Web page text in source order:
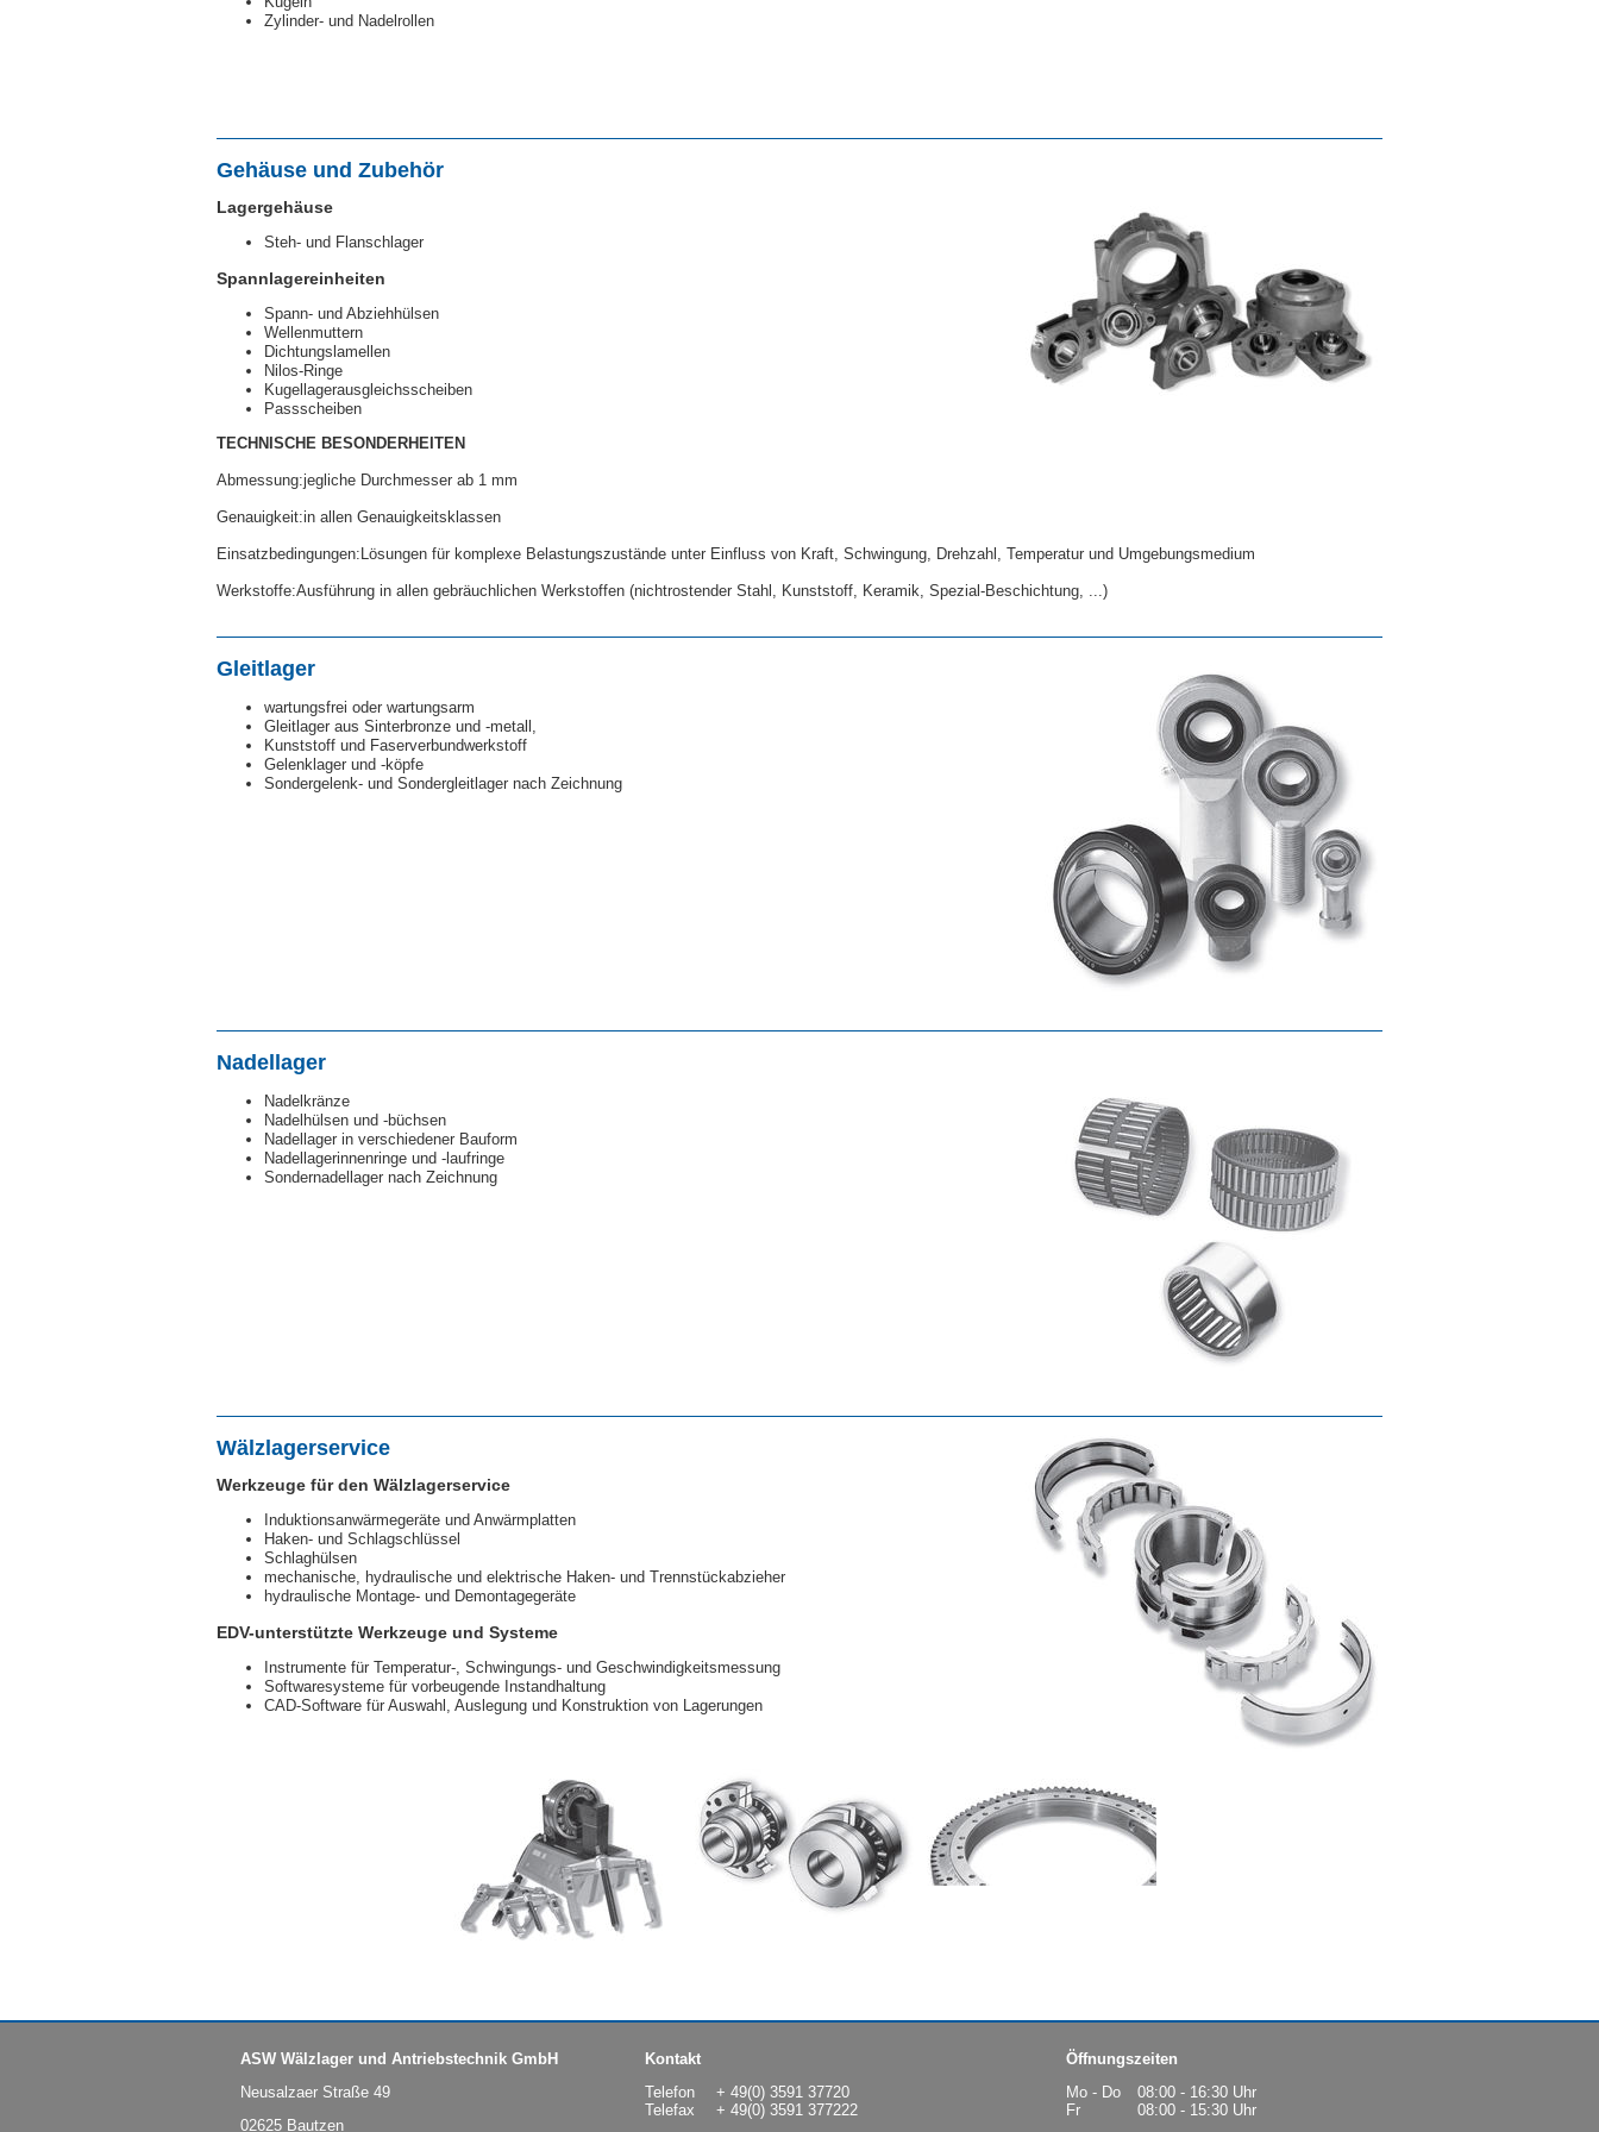
Zylinder- und Nadelrollen
Gehäuse und Zubehör
Lagergehäuse
Steh- und Flanschlager
Spannlagereinheiten
Spann- und Abziehhülsen
Wellenmuttern
Dichtungslamellen
Nilos-Ringe
Kugellagerausgleichsscheiben
Passscheiben
TECHNISCHE BESONDERHEITEN
Abmessung:jegliche Durchmesser ab 1 mm
Genauigkeit:in allen Genauigkeitsklassen
Einsatzbedingungen:Lösungen für komplexe Belastungszustände unter Einfluss von Kraft, Schwingung, Drehzahl, Temperatur und Umgebungsmedium
Werkstoffe:Ausführung in allen gebräuchlichen Werkstoffen (nichtrostender Stahl, Kunststoff, Keramik, Spezial-Beschichtung, ...)
Gleitlager
wartungsfrei oder wartungsarm
Gleitlager aus Sinterbronze und -metall,
Kunststoff und Faserverbundwerkstoff
Gelenklager und -köpfe
Sondergelenk- und Sondergleitlager nach Zeichnung
Nadellager
Nadelkränze
Nadelhülsen und -büchsen
Nadellager in verschiedener Bauform
Nadellagerinnenringe und -laufringe
Sondernadellager nach Zeichnung
Wälzlagerservice
Werkzeuge für den Wälzlagerservice
Induktionsanwärmegeräte und Anwärmplatten
Haken- und Schlagschlüssel
Schlaghülsen
mechanische, hydraulische und elektrische Haken- und Trennstückabzieher
hydraulische Montage- und Demontagegeräte
EDV-unterstützte Werkzeuge und Systeme
Instrumente für Temperatur-, Schwingungs- und Geschwindigkeitsmessung
Softwaresysteme für vorbeugende Instandhaltung
CAD-Software für Auswahl, Auslegung und Konstruktion von Lagerungen
ASW Wälzlager und Antriebstechnik GmbH
Neusalzaer Straße 49
02625 Bautzen
Kontakt
Telefon
+ 49(0) 3591 37720
Telefax
+ 49(0) 3591 377222
Öffnungszeiten
Mo - Do
08:00 - 16:30 Uhr
Fr
08:00 - 15:30 Uhr